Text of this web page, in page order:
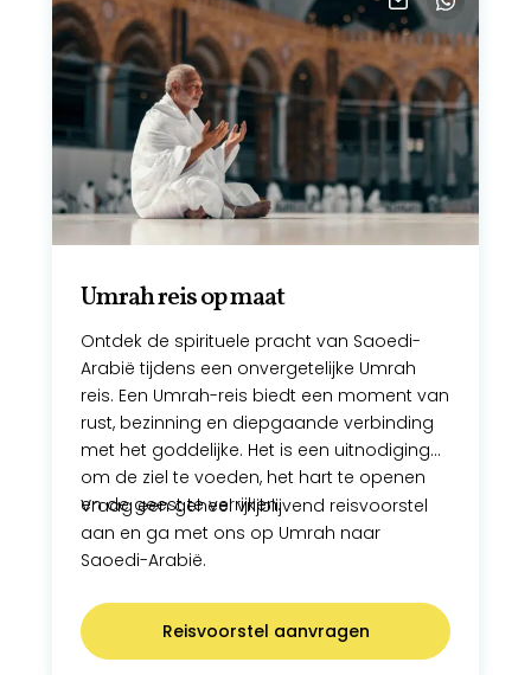
Umrah reis op maat
Ontdek de spirituele pracht van Saoedi-
Arabië tijdens een onvergetelijke Umrah
reis. Een Umrah-reis biedt een moment van
rust, bezinning en diepgaande verbinding
met het goddelijke. Het is een uitnodiging
om de ziel te voeden, het hart te openen
en de geest te verrijken.
Vraag een geheel vrijblijvend reisvoorstel
aan en ga met ons op Umrah naar
Saoedi-Arabië.
Reisvoorstel aanvragen